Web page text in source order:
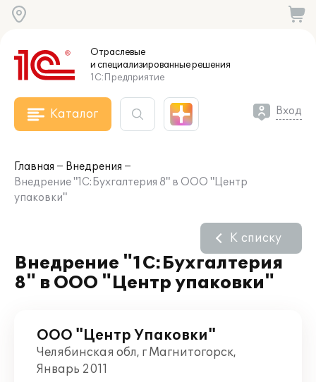
Отраслевые
и специализированныерешения
1С:Предприятие
Каталог Вход
Главная
Внедрения
Внедрение "1С:Бухгалтерия 8" в ООО "Центр
упаковки"
Внедрение "1С:Бухгалтерия
8" в ООО "Центр упаковки"
К списку
ООО "Центр Упаковки"
Челябинская обл, г Магнитогорск,
Январь 2011